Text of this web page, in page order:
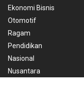
Ekonomi Bisnis
Otomotif
Ragam
Pendidikan
Nasional
Nusantara